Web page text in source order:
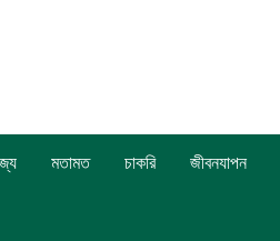
মতামত চাকরি জীবনযাপন